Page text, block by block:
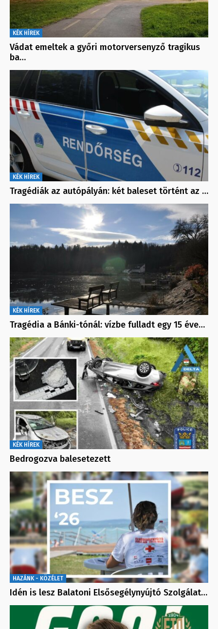
KÉK HÍREK
Vádat emeltek a győri motorversenyző tragikus
ba…
KÉK HÍREK
Tragédiák az autópályán: két baleset történt az …
KÉK HÍREK
Tragédia a Bánki-tónál: vízbe fulladt egy 15 éve…
KÉK HÍREK
Bedrogozva balesetezett
HAZÁNK - KÖZÉLET
Idén is lesz Balatoni Elsősegélynyújtó Szolgálat…